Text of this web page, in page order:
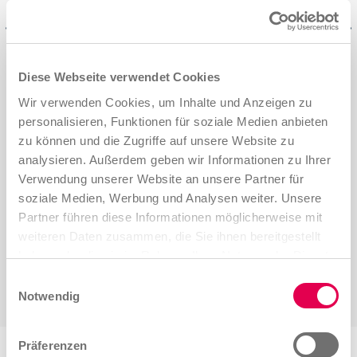
Diese Webseite verwendet Cookies
Wir verwenden Cookies, um Inhalte und Anzeigen zu
personalisieren, Funktionen für soziale Medien anbieten
zu können und die Zugriffe auf unsere Website zu
analysieren. Außerdem geben wir Informationen zu Ihrer
Verwendung unserer Website an unsere Partner für
soziale Medien, Werbung und Analysen weiter. Unsere
Partner führen diese Informationen möglicherweise mit
weiteren Daten zusammen, die Sie ihnen bereitgestellt
haben oder die sie im Rahmen Ihrer Nutzung der Dienste
Impressum
Notwendig
Präferenzen